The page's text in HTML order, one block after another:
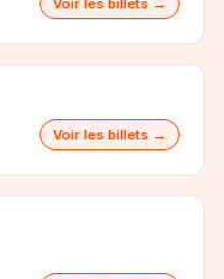
Voir les billets →
Voir les billets →